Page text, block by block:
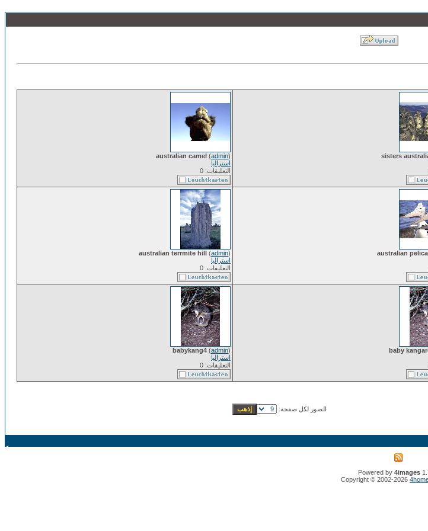
australian camel (admin)
استراليا
التعليقات: 0
australian
australian terrmite hill (admin)
استراليا
التعليقات: 0
baby
babykang4 (admin)
استراليا
التعليقات: 0
الصور لكل صفحة:
Powered by 4images
Copyright © 2002-2026